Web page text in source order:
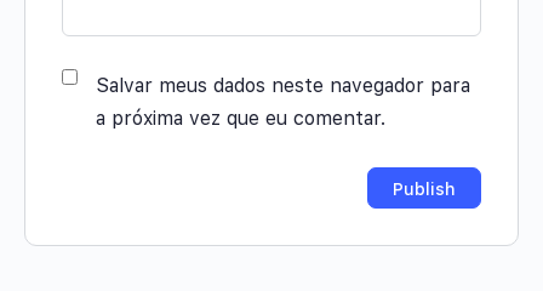
Salvar meus dados neste navegador para
a próxima vez que eu comentar.